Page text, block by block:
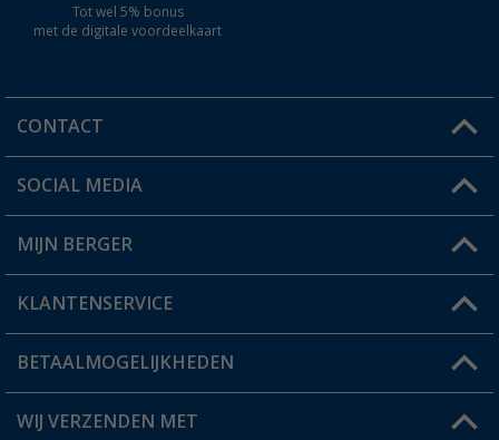
Tot wel 5% bonus
met de digitale voordeelkaart
CONTACT
Een vraag?
Winkel vinden
SOCIAL MEDIA
MIJN BERGER
Mijn account
Status bestelling
KLANTENSERVICE
FAQ & Contact
Verzendinformatie
BETAALMOGELIJKHEDEN
WIJ VERZENDEN MET